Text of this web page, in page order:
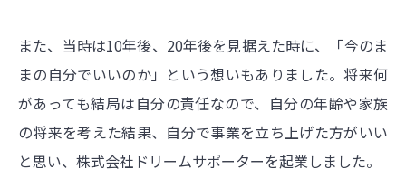
また、当時は10年後、20年後を見据えた時に、「今のま
まの自分でいいのか」という想いもありました。将来何
があっても結局は自分の責任なので、自分の年齢や家族
の将来を考えた結果、自分で事業を立ち上げた方がいい
と思い、株式会社ドリームサポーターを起業しました。